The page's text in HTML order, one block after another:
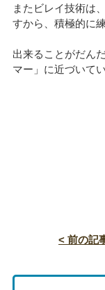
またビレイ技術は
すから、積極的に
出来ることがだん
マー」に近づいて
< 前の記